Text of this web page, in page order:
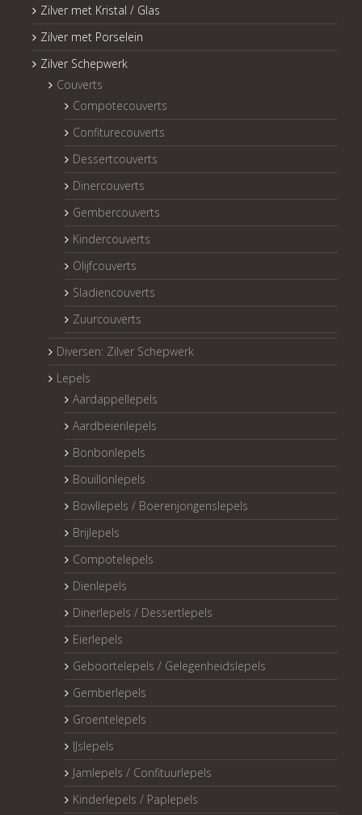
Zilver met Kristal / Glas
Zilver met Porselein
Zilver Schepwerk
Couverts
Compotecouverts
Confiturecouverts
Dessertcouverts
Dinercouverts
Gembercouverts
Kindercouverts
Olijfcouverts
Sladiencouverts
Zuurcouverts
Diversen: Zilver Schepwerk
Lepels
Aardappellepels
Aardbeienlepels
Bonbonlepels
Bouillonlepels
Bowllepels / Boerenjongenslepels
Brijlepels
Compotelepels
Dienlepels
Dinerlepels / Dessertlepels
Eierlepels
Geboortelepels / Gelegenheidslepels
Gemberlepels
Groentelepels
IJslepels
Jamlepels / Confituurlepels
Kinderlepels / Paplepels